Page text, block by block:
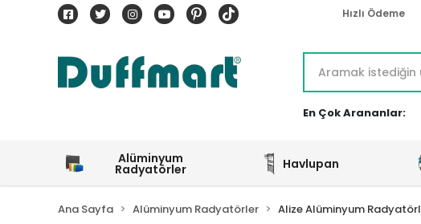
Hızlı Ödeme
En Çok Arananlar:
Alüminyum
Radyatörler Havlupan
Ana Sayfa Alüminyum Radyatörler Alize Alüminyum